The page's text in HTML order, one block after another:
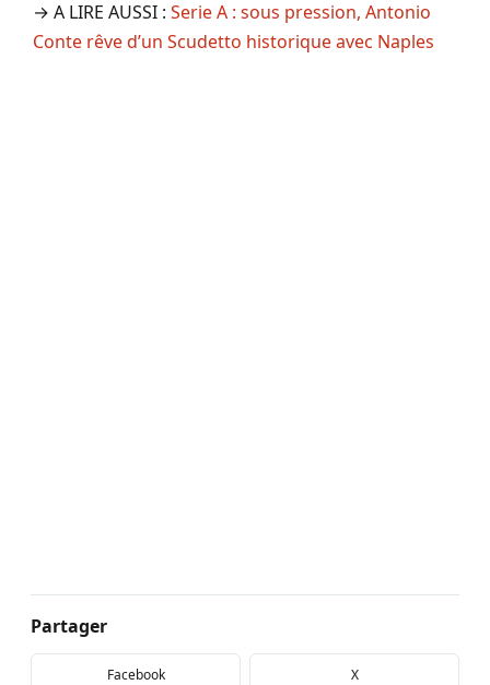
→ A LIRE AUSSI : Serie A : sous pression, Antonio
Conte rêve d’un Scudetto historique avec Naples
Partager
Facebook X